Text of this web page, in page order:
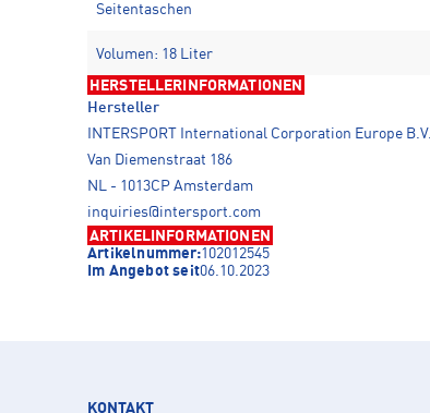
Seitentaschen
Volumen: 18 Liter
HERSTELLERINFORMATIONEN
Hersteller
INTERSPORT International Corporation Europe B.V.
Van Diemenstraat 186
NL - 1013CP Amsterdam
inquiries@intersport.com
ARTIKELINFORMATIONEN
Artikelnummer:102012545
Im Angebot seit06.10.2023
KONTAKT